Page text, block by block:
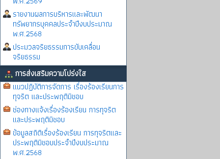
รายงานผลการบริหารและพัฒนา
ทรัพยากรบุคคลประจำปีงบประมาณ
พ.ศ.2568
ประมวลจริยธรรมการขับเคลื่อน
จริยธรรม
การส่งเสริมความโปร่งใส
แนวปฏิบัติการจัดการ เรื่องร้องเรียนการ
ทุจริต และประพฤติมิชอบ
ช่องทางแจ้งเรื่องร้องเรียน การทุจริต
และประพฤติมิชอบ
ข้อมูลสถิติเรื่องร้องเรียน การทุจริตและ
ประพฤติมิชอบประจำปีงบประมาณ
พ.ศ.2568